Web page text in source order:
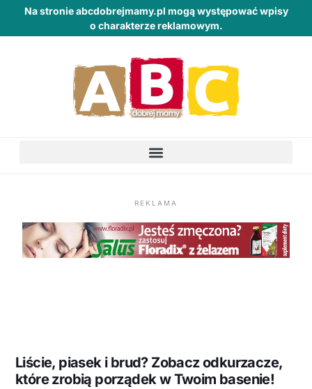
Na stronie abcdobrejmamy.pl mogą występować wpisy
o charakterze reklamowym.
REKLAMA
Liście, piasek i brud? Zobacz odkurzacze,
które zrobią porządek w Twoim basenie!